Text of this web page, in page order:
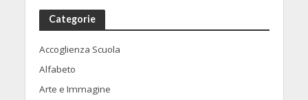
Categorie
Accoglienza Scuola
Alfabeto
Arte e Immagine